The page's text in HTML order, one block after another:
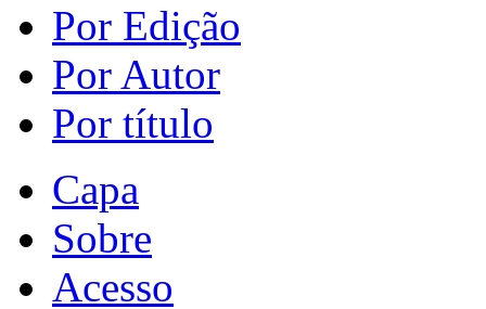
Por Edição
Por Autor
Por título
Capa
Sobre
Acesso